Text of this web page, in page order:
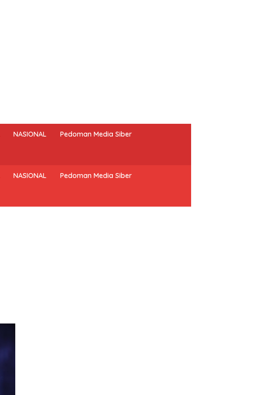
NASIONAL Pedoman Media Siber
NASIONAL Pedoman Media Siber